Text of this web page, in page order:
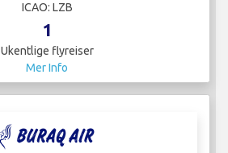
ICAO: LZB
1
Ukentlige flyreiser
Mer Info